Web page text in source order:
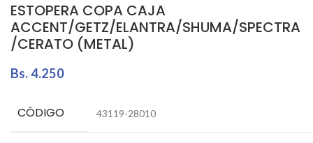
ESTOPERA COPA CAJA
ACCENT/GETZ/ELANTRA/SHUMA/SPECTRA
/CERATO (METAL)
Bs.4.250
CÓDIGO 43119-28010